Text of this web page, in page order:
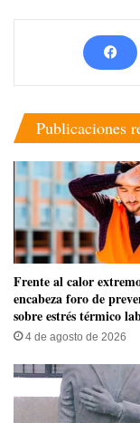
Publicaciones
Frente al calor
encabeza foro de
sobre estrés térmico
4 de agosto de 2026